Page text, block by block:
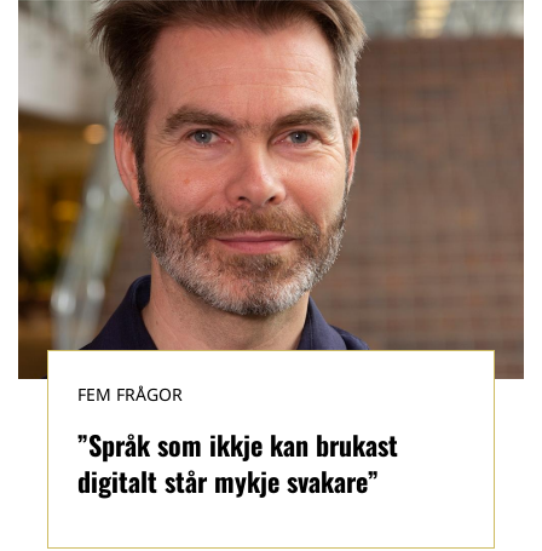
”Språk som ikkje kan brukast
digitalt står mykje svakare”
FEM FRÅGOR